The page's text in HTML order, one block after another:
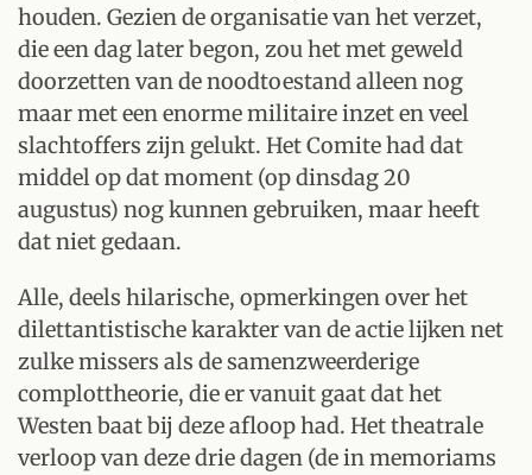
houden. Gezien de organisatie van het verzet,
die een dag later begon, zou het met geweld
doorzetten van de noodtoestand alleen nog
maar met een enorme militaire inzet en veel
slachtoffers zijn gelukt. Het Comite had dat
middel op dat moment (op dinsdag 20
augustus) nog kunnen gebruiken, maar heeft
dat niet gedaan.
Alle, deels hilarische, opmerkingen over het
dilettantistische karakter van de actie lijken net
zulke missers als de samenzweerderige
complottheorie, die er vanuit gaat dat het
Westen baat bij deze afloop had. Het theatrale
verloop van deze drie dagen (de in memoriams